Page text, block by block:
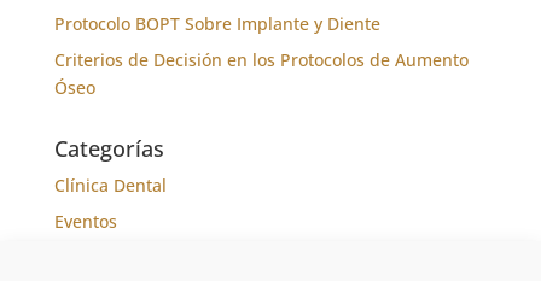
Protocolo BOPT Sobre Implante y Diente
Criterios de Decisión en los Protocolos de Aumento
Óseo
Categorías
Clínica Dental
Eventos